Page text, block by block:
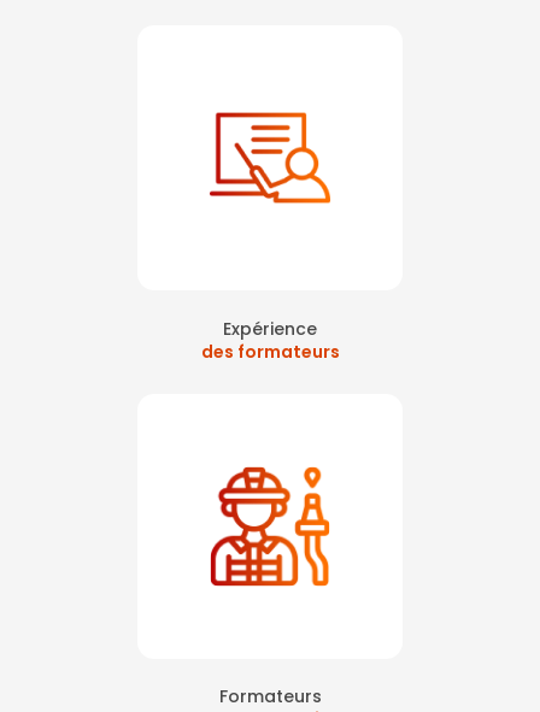
Expérience
des formateurs
Formateurs